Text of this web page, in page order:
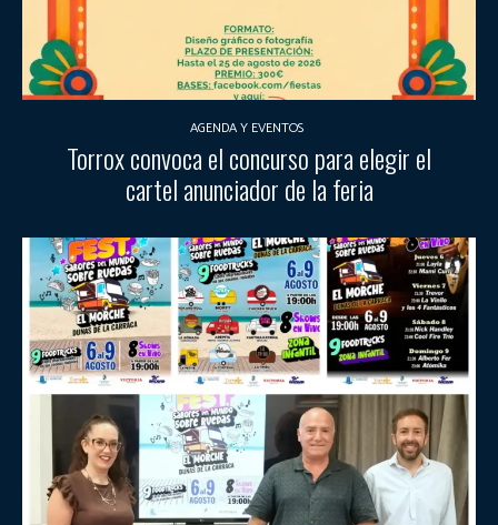
AGENDA Y EVENTOS
Torrox convoca el concurso para elegir el
cartel anunciador de la feria